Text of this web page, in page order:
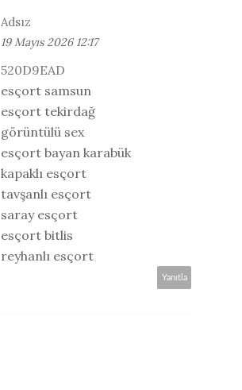
Adsız
19 Mayıs 2026 12:17
520D9EAD
esçort samsun
esçort tekirdağ
görüntülü sex
esçort bayan karabük
kapaklı esçort
tavşanlı esçort
saray esçort
esçort bitlis
reyhanlı esçort
Yanıtla